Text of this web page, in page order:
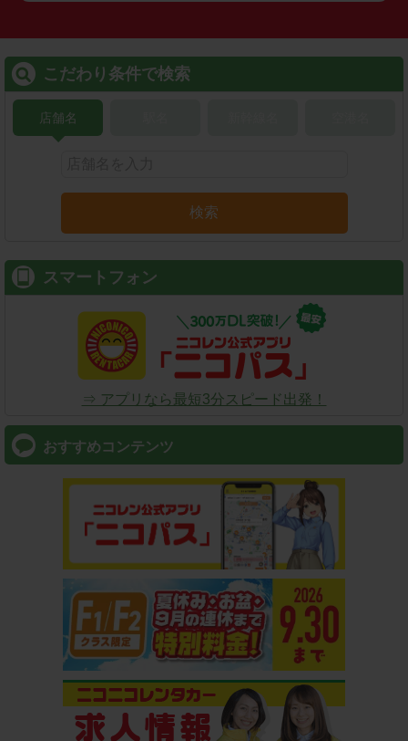
こだわり条件で検索
店舗名
検索
スマートフォン
⇒ アプリなら最短3分スピード出発！
おすすめコンテンツ